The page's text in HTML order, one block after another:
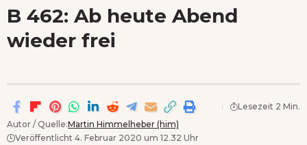
B 462: Ab heute Abend
wieder frei
Autor / Quelle:Martin Himmelheber (him)
Veröffentlicht 4. Februar 2020 um 12.32 Uhr
Lesezeit 2 Min.